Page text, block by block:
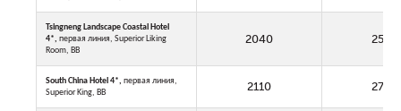
Tsingneng Landscape Coastal Hotel
4*, первая линия, Superior Liking
Room, BB
2040 2560
South China Hotel 4*, первая линия,
Superior King, BB
2110 2705